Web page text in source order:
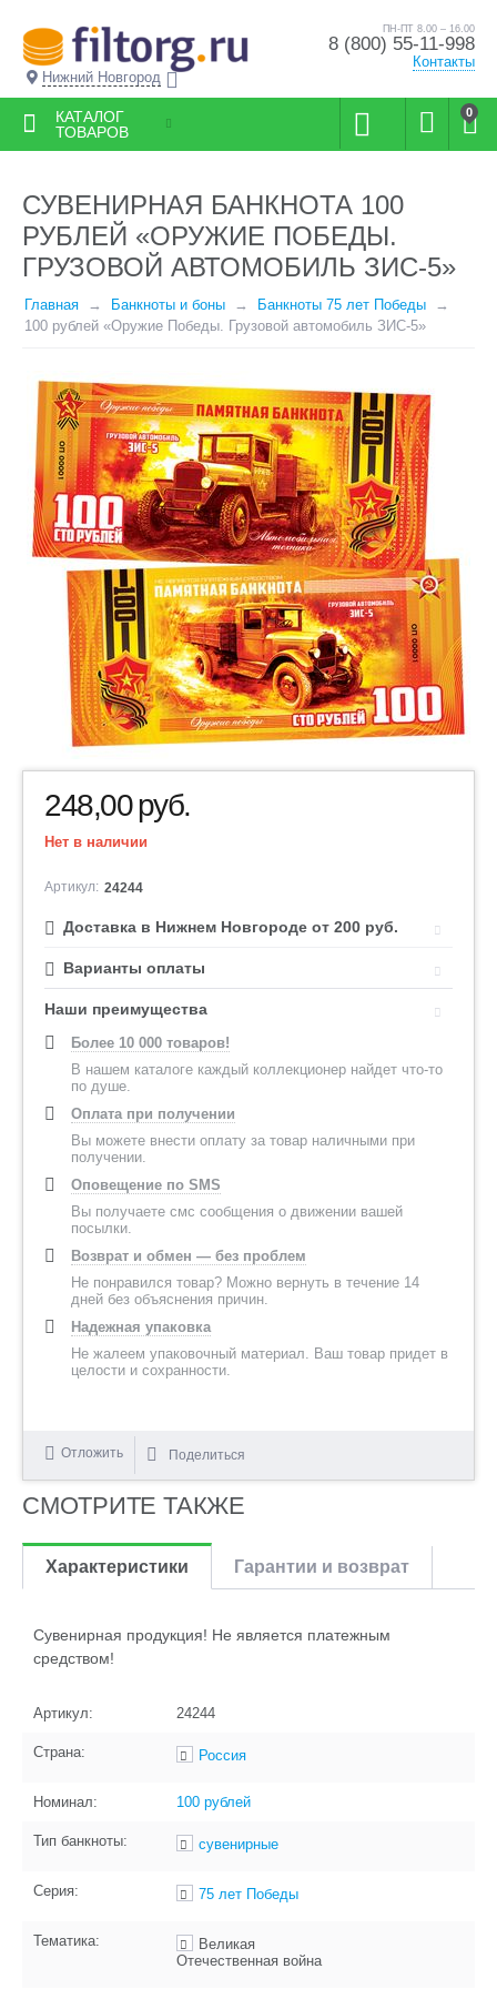
Нижний Новгород
ПН-ПТ 8.00 – 16.00
8 (800) 55-11-998
Контакты
0
КАТАЛОГ
ТОВАРОВ
СУВЕНИРНАЯ БАНКНОТА 100
РУБЛЕЙ «ОРУЖИЕ ПОБЕДЫ.
ГРУЗОВОЙ АВТОМОБИЛЬ ЗИС-5»
Главная Банкноты и боны
Банкноты 75 лет Победы
100 рублей «Оружие Победы. Грузовой автомобиль ЗИС-5»
248,00руб.
Нет в наличии
Артикул: 24244
Доставка в Нижнем Новгороде от 200 руб.
Варианты оплаты
Наши преимущества
Более 10 000 товаров!
В нашем каталоге каждый коллекционер найдет что-то
по душе.
Оплата при получении
Вы можете внести оплату за товар наличными при
получении.
Оповещение по SMS
Вы получаете смс сообщения о движении вашей
посылки.
Возврат и обмен — без проблем
Не понравился товар? Можно вернуть в течение 14
дней без объяснения причин.
Надежная упаковка
Не жалеем упаковочный материал. Ваш товар придет в
целости и сохранности.
Отложить Поделиться
СМОТРИТЕ ТАКЖЕ
Характеристики Гарантии и возврат
Сувенирная продукция! Не является платежным
средством!
Артикул: 24244
Страна: Россия
Номинал: 100 рублей
Тип банкноты: сувенирные
Серия: 75 лет Победы
Тематика:
Великая
Отечественная война